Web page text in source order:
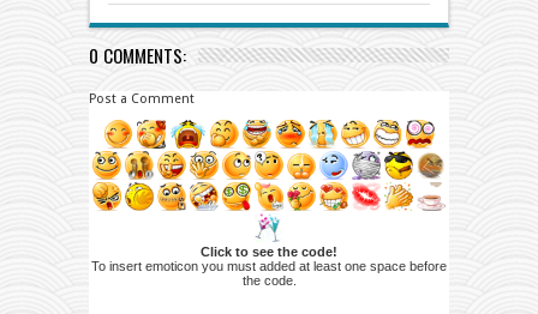
0 COMMENTS:
Post a Comment
Click to see the code!
To insert emoticon you must added at least one space before
the code.